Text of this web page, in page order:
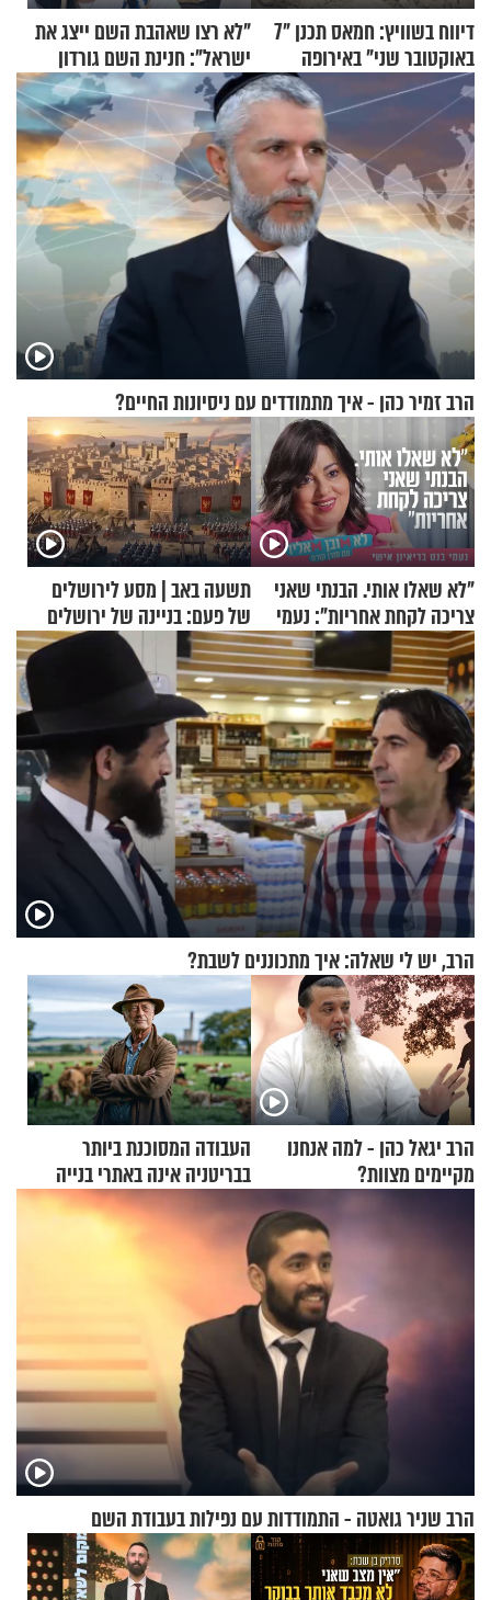
דיווח בשוויץ: חמאס תכנן "7
באוקטובר שני" באירופה
"לא רצו שאהבת השם ייצג את
ישראל": חנינת השם גורדון
בריאיון מעורר השראה
הרב זמיר כהן - איך מתמודדים עם ניסיונות החיים?
"לא שאלו אותי. הבנתי שאני
צריכה לקחת אחריות": נעמי
בנט בריאיון אישי
תשעה באב | מסע לירושלים
של פעם: בניינה של ירושלים
הרב, יש לי שאלה: איך מתכוננים לשבת?
הרב יגאל כהן - למה אנחנו
מקיימים מצוות?
העבודה המסוכנת ביותר
בבריטניה אינה באתרי בנייה
אלא דווקא בשדות
הרב שניר גואטה - התמודדות עם נפילות בעבודת השם